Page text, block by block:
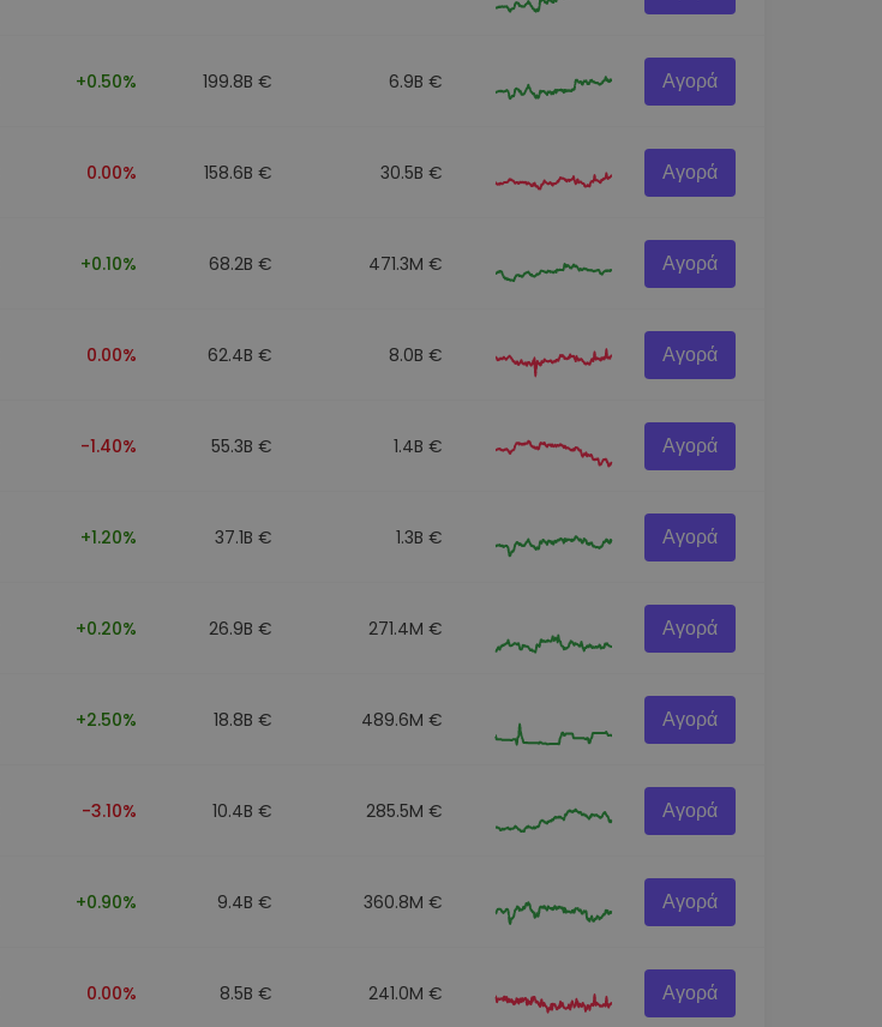
+0.50% 199.8B € 6.9B € Αγορά
0.00% 158.6B € 30.5B € Αγορά
+0.10% 68.2B € 471.3M € Αγορά
0.00% 62.4B € 8.0B € Αγορά
-1.40% 55.3B € 1.4B € Αγορά
+1.20% 37.1B € 1.3B € Αγορά
+0.20% 26.9B € 271.4M € Αγορά
+2.50% 18.8B € 489.6M € Αγορά
-3.10% 10.4B € 285.5M € Αγορά
+0.90% 9.4B € 360.8M € Αγορά
0.00% 8.5B € 241.0M € Αγορά